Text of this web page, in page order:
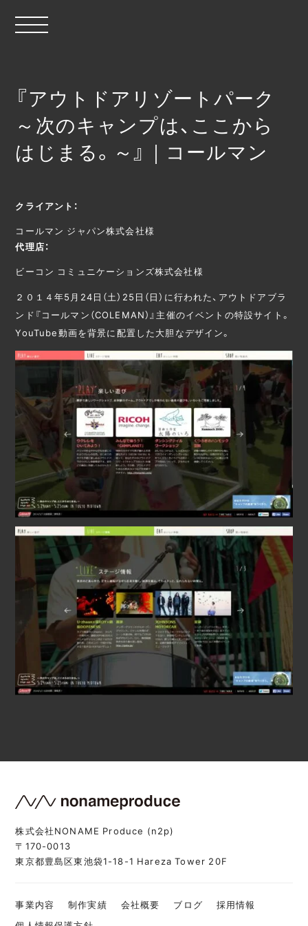
『アウトドアリゾートパーク
～次のキャンプは、ここから
はじまる。～』｜コールマン
クライアント：
コールマン ジャパン株式会社様
代理店：
ビーコン コミュニケーションズ株式会社様
２０１４年5月24日（土）25日（日）に行われた、アウトドアブラ
ンド『コールマン（COLEMAN）』主催のイベントの特設サイト。
YouTube動画を背景に配置した大胆なデザイン。
株式会社NONAME Produce (n2p)
〒170-0013
東京都豊島区東池袋1-18-1 Hareza Tower 20F
事業内容 制作実績 会社概要 ブログ
採用情報